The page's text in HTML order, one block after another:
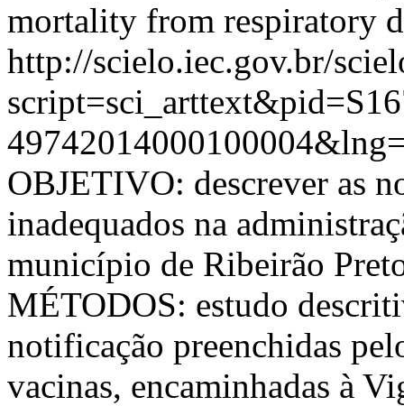
mortality from respiratory
http://scielo.iec.gov.br/
OBJETIVO: descrever as
inadequados na
município de Ribeirão
MÉTODOS: estudo
notificação preenchidas
vacinas, encaminhadas à